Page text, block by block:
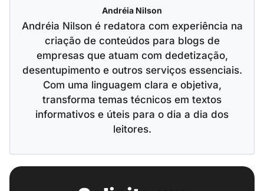
Andréia Nilson
Andréia Nilson é redatora com experiência na
criação de conteúdos para blogs de
empresas que atuam com dedetização,
desentupimento e outros serviços essenciais.
Com uma linguagem clara e objetiva,
transforma temas técnicos em textos
informativos e úteis para o dia a dia dos
leitores.